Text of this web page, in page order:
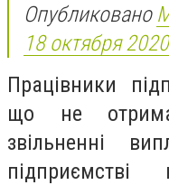
Опубликовано
18 октября
Працівники
що не
звільненні